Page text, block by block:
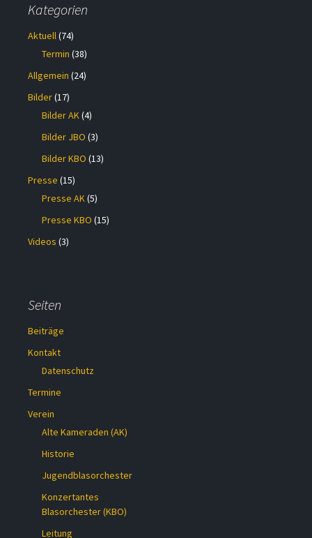
Kategorien
Aktuell(74)
Termin (38)
Allgemein (24)
Bilder(17)
Bilder AK(4)
Bilder JBO (3)
Bilder KBO (13)
Presse (15)
Presse AK(5)
Presse KBO (15)
Videos (3)
Seiten
Beiträge
Kontakt
Datenschutz
Termine
Verein
Alte Kameraden (AK)
Historie
Jugendblasorchester
Konzertantes
Blasorchester (KBO)
Leitung